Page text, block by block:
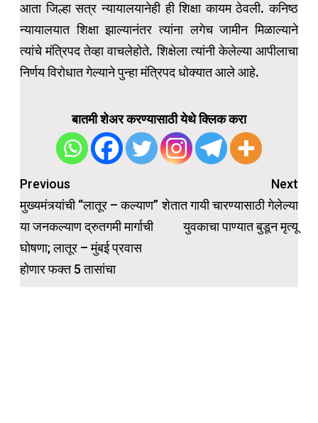
आता जिल्हा सत्र न्यायालयानेही ही शिक्षा कायम ठेवली. कनिष्ठ
न्यायालयात शिक्षा झाल्यानंतर त्यांना लगेच जामीन मिळाल्याने
त्यांचे मंत्रिपद तेव्हा वाचलेहोते. शिक्षेला त्यांनी केलेल्या आपीलाचा
निर्णय विरोधात गेल्याने पुन्हा मंत्रिपद धोक्यात आले आहे.
बातमी शेअर करण्यासाठी येथे क्लिक करा
Post
navigation
Previous
मुख्यमंत्र्यांची “लातूर – कल्याण”
या जनकल्याण द्रुतगमी मार्गाची
घोषणा; लातूर – मुंबई प्रवास
होणार फक्त 5 तासांचा
Next
शेतात गायी चारण्यासाठी गेलेल्या
युवकाचा पाण्यात बुडून मृत्यू